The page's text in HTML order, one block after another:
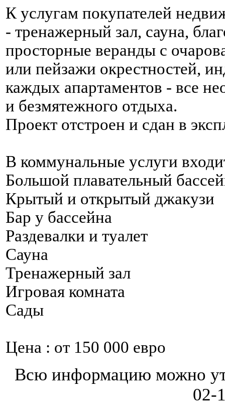
К услугам покупателей
- тренажерный зал, сауна,
просторные веранды с
или пейзажи окрестностей,
каждых апартаментов - все
и безмятежного отдыха.
Проект отстроен и сдан в
В коммунальные услуги
Большой плавательный
Крытый и открытый джакузи
Бар у бассейна
Раздевалки и туалет
Сауна
Тренажерный зал
Игровая комната
Сады
Цена : от 150 000 евро
Всю информацию можно
02-